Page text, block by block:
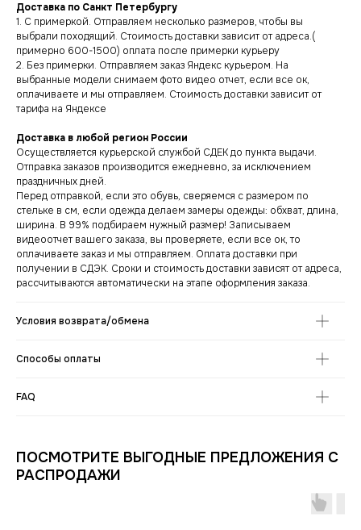
Доставка по Санкт Петербургу
1. С примеркой. Отправляем несколько размеров, чтобы вы
выбрали походящий. Стоимость доставки зависит от адреса.(
примерно 600-1500) оплата после примерки курьеру
2. Без примерки. Отправляем заказ Яндекс курьером. На
выбранные модели снимаем фото видео отчет, если все ок,
оплачиваете и мы отправляем. Стоимость доставки зависит от
тарифа на Яндексе
Доставка в любой регион России
Осуществляется курьерской службой СДЕК до пункта выдачи.
Отправка заказов производится ежедневно, за исключением
праздничных дней.
Перед отправкой, если это обувь, сверяемся с размером по
стельке в см, если одежда делаем замеры одежды: обхват, длина,
ширина. В 99% подбираем нужный размер! Записываем
видеоотчет вашего заказа, вы проверяете, если все ок, то
оплачиваете заказ и мы отправляем. Оплата доставки при
получении в СДЭК. Сроки и стоимость доставки зависят от адреса,
рассчитываются автоматически на этапе оформления заказа.
Условия возврата/обмена
Способы оплаты
FAQ
ПОСМОТРИТЕ ВЫГОДНЫЕ ПРЕДЛОЖЕНИЯ С
РАСПРОДАЖИ
СНИКЕРСДИЛЕР
Написать менеджеру
Написать менеджеру